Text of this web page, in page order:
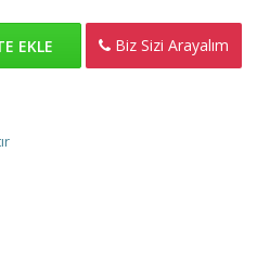
EKLE Biz Sizi Arayalım